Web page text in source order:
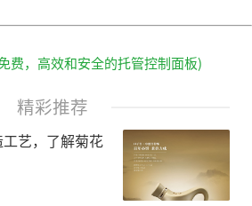
团火球，碰到什么烧什
物质科学研究院等离子体
博士说，“人造太阳”的腔
个难点，虽然有强磁场约
“不听话”的高温等离子
费，高效和安全的托管控制面板)
精彩推荐
艺，了解菊花